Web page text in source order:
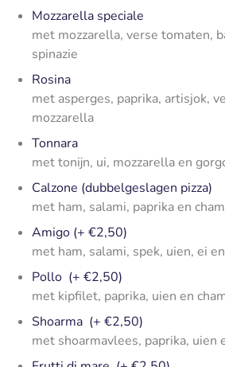
Mozzarella speciale
met mozzarella, verse tomaten,
spinazie
Rosina
met asperges, paprika, artisjok,
mozzarella
Tonnara
met tonijn, ui, mozzarella en
Calzone (dubbelgeslagen pizza)
met ham, salami, paprika en
Amigo (+ €2,50)
met ham, salami, spek, uien, ei
Pollo (+ €2,50)
met kipfilet, paprika, uien en
Shoarma (+ €2,50)
met shoarmavlees, paprika, uien